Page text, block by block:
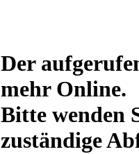
Der
mehr Online.
Bitte wenden
zuständige